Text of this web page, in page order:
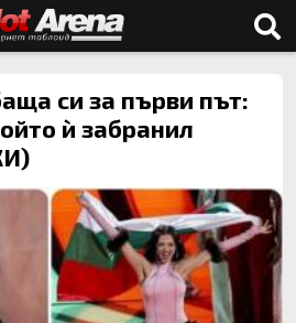
си за първи път:
ѝ забранил